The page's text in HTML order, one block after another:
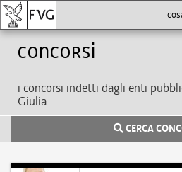
Concorsi
i concorsi indetti dagli enti
Giulia
CERCA